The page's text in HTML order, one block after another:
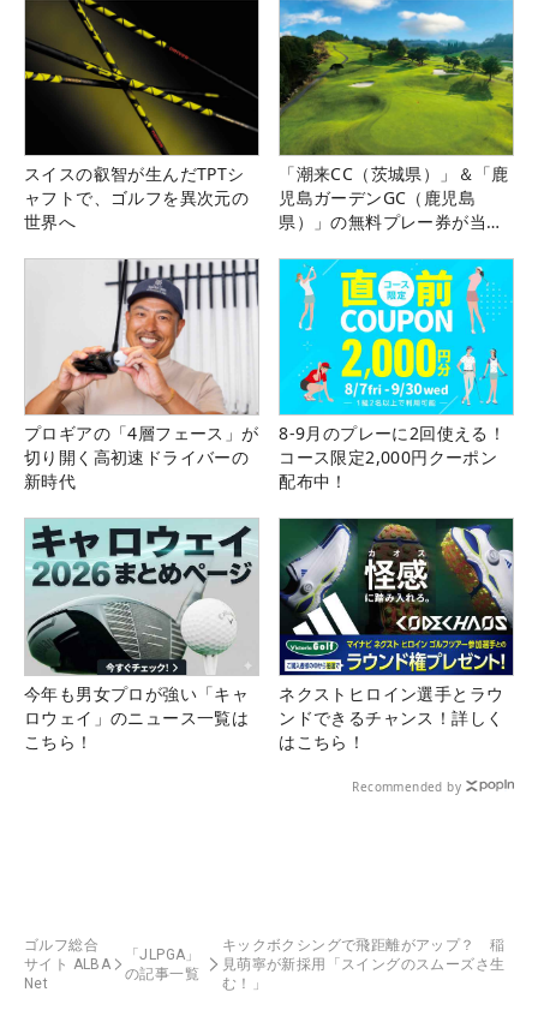
スイスの叡智が生んだTPTシ
ャフトで、ゴルフを異次元の
世界へ
「潮来CC（茨城県）」＆「鹿
児島ガーデンGC（鹿児島
県）」の無料プレー券が当た
プロギアの「4層フェース」が
切り開く高初速ドライバーの
新時代
8-9月のプレーに2回使える！
コース限定2,000円クーポン
配布中！
今年も男女プロが強い「キャ
ロウェイ」のニュース一覧は
こちら！
ネクストヒロイン選手とラウ
ンドできるチャンス！詳しく
はこちら！
Recommended by
ゴルフ総合
サイト ALBA
Net
「JLPGA」
の記事一覧
キックボクシングで飛距離がアップ？ 稲
見萌寧が新採用「スイングのスムーズさ生
む！」